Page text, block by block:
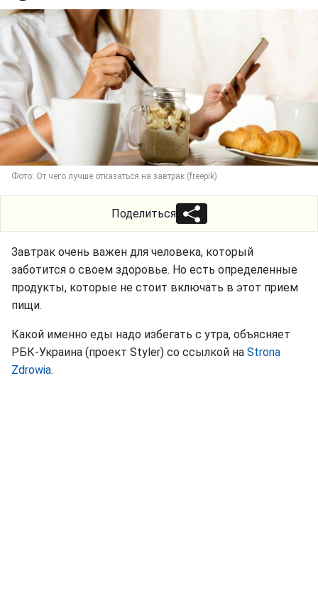
Фото: От чего лучше отказаться на завтрак (freepik)
Поделиться
Завтрак очень важен для человека, который
заботится о своем здоровье. Но есть определенные
продукты, которые не стоит включать в этот прием
пищи.
Какой именно еды надо избегать с утра, объясняет
РБК-Украина (проект Styler) со ссылкой на Strona
Zdrowia.